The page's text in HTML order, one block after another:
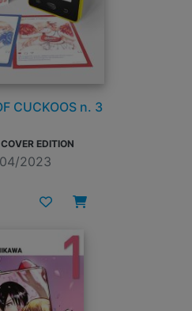
CUCKOOS n. 3
EDITION
2023